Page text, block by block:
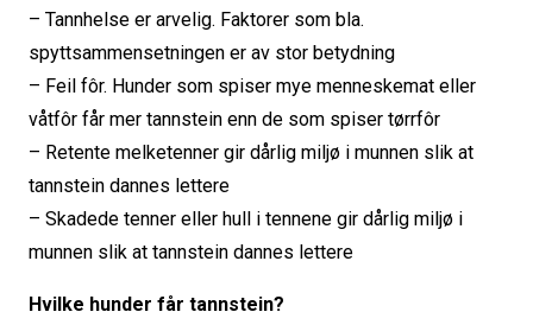
– Tannhelse er arvelig. Faktorer som bla.
spyttsammensetningen er av stor betydning
– Feil fôr. Hunder som spiser mye menneskemat eller
våtfôr får mer tannstein enn de som spiser tørrfôr
– Retente melketenner gir dårlig miljø i munnen slik at
tannstein dannes lettere
– Skadede tenner eller hull i tennene gir dårlig miljø i
munnen slik at tannstein dannes lettere
Hvilke hunder får tannstein?